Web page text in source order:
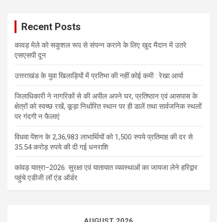
Recent Posts
कावड़ मेले को सकुशल रूप से संपन्न कराने के लिए खुद मैदान में उतरे
एसएसपी दून
उत्तराखंड के युवा खिलाड़ियों में प्रतिभा की नहीं कोई कमी : रेखा आर्या
जिलाधिकारी ने नागरिकों से की अपील अपने घर, प्रतिष्ठान एवं आसपास के
क्षेत्रों को स्वच्छ रखें, कूड़ा निर्धारित स्थान पर ही डालें तथा सार्वजनिक स्थलों
पर गंदगी न फैलाएं
विधवा पेंशन के 2,36,983 लाभार्थियों को 1,500 रुपये प्रतिमाह की दर से
35.54 करोड़ रुपये की दी गई धनराशि
कांवड़ यात्रा–2026: सुरक्षा एवं यातायात व्यवस्थाओं का जायजा लेने हरिद्वार
पहुंचे एडीजी लॉ एंड ऑर्डर